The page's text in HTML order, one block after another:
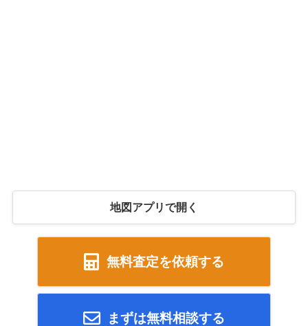
地図アプリで開く
無料査定を依頼する
まずは無料相談する